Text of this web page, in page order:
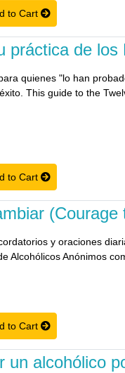
to Cart
práctica de
quienes "lo han
This guide to the
to Cart
y oraciones
Alcohólicos Anónimos
to Cart
un alcohólico